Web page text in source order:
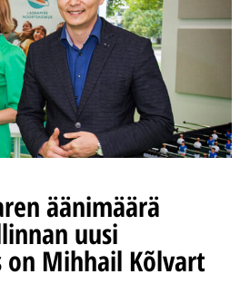
äänimäärä
uusi
on Mihhail Kõlvart